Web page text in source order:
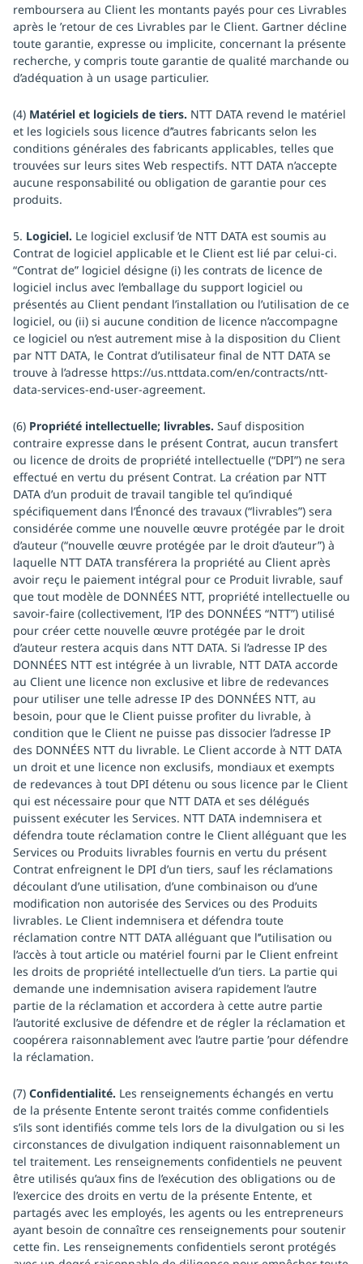
remboursera au Client les montants payés pour ces Livrables
après le ’retour de ces Livrables par le Client. Gartner décline
toute garantie, expresse ou implicite, concernant la présente
recherche, y compris toute garantie de qualité marchande ou
d’adéquation à un usage particulier.
(4) Matériel et logiciels de tiers. NTT DATA revend le matériel
et les logiciels sous licence d’’autres fabricants selon les
conditions générales des fabricants applicables, telles que
trouvées sur leurs sites Web respectifs. NTT DATA n’accepte
aucune responsabilité ou obligation de garantie pour ces
produits.
5. Logiciel. Le logiciel exclusif ’de NTT DATA est soumis au
Contrat de logiciel applicable et le Client est lié par celui-ci.
“Contrat de” logiciel désigne (i) les contrats de licence de
logiciel inclus avec l’emballage du support logiciel ou
présentés au Client pendant l’installation ou l’utilisation de ce
logiciel, ou (ii) si aucune condition de licence n’accompagne
ce logiciel ou n’est autrement mise à la disposition du Client
par NTT DATA, le Contrat d’utilisateur final de NTT DATA se
trouve à l’adresse https://us.nttdata.com/en/contracts/ntt-
data-services-end-user-agreement.
(6) Propriété intellectuelle; livrables. Sauf disposition
contraire expresse dans le présent Contrat, aucun transfert
ou licence de droits de propriété intellectuelle (“DPI”) ne sera
effectué en vertu du présent Contrat. La création par NTT
DATA d’un produit de travail tangible tel qu’indiqué
spécifiquement dans l’Énoncé des travaux (“livrables”) sera
considérée comme une nouvelle œuvre protégée par le droit
d’auteur (“nouvelle œuvre protégée par le droit d’auteur”) à
laquelle NTT DATA transférera la propriété au Client après
avoir reçu le paiement intégral pour ce Produit livrable, sauf
que tout modèle de DONNÉES NTT, propriété intellectuelle ou
savoir-faire (collectivement, l’IP des DONNÉES “NTT”) utilisé
pour créer cette nouvelle œuvre protégée par le droit
d’auteur restera acquis dans NTT DATA. Si l’adresse IP des
DONNÉES NTT est intégrée à un livrable, NTT DATA accorde
au Client une licence non exclusive et libre de redevances
pour utiliser une telle adresse IP des DONNÉES NTT, au
besoin, pour que le Client puisse profiter du livrable, à
condition que le Client ne puisse pas dissocier l’adresse IP
des DONNÉES NTT du livrable. Le Client accorde à NTT DATA
un droit et une licence non exclusifs, mondiaux et exempts
de redevances à tout DPI détenu ou sous licence par le Client
qui est nécessaire pour que NTT DATA et ses délégués
puissent exécuter les Services. NTT DATA indemnisera et
défendra toute réclamation contre le Client alléguant que les
Services ou Produits livrables fournis en vertu du présent
Contrat enfreignent le DPI d’un tiers, sauf les réclamations
découlant d’une utilisation, d’une combinaison ou d’une
modification non autorisée des Services ou des Produits
livrables. Le Client indemnisera et défendra toute
réclamation contre NTT DATA alléguant que l’’utilisation ou
l’accès à tout article ou matériel fourni par le Client enfreint
les droits de propriété intellectuelle d’un tiers. La partie qui
demande une indemnisation avisera rapidement l’autre
partie de la réclamation et accordera à cette autre partie
l’autorité exclusive de défendre et de régler la réclamation et
coopérera raisonnablement avec l’autre partie ’pour défendre
la réclamation.
(7) Confidentialité. Les renseignements échangés en vertu
de la présente Entente seront traités comme confidentiels
s’ils sont identifiés comme tels lors de la divulgation ou si les
circonstances de divulgation indiquent raisonnablement un
tel traitement. Les renseignements confidentiels ne peuvent
être utilisés qu’aux fins de l’exécution des obligations ou de
l’exercice des droits en vertu de la présente Entente, et
partagés avec les employés, les agents ou les entrepreneurs
ayant besoin de connaître ces renseignements pour soutenir
cette fin. Les renseignements confidentiels seront protégés